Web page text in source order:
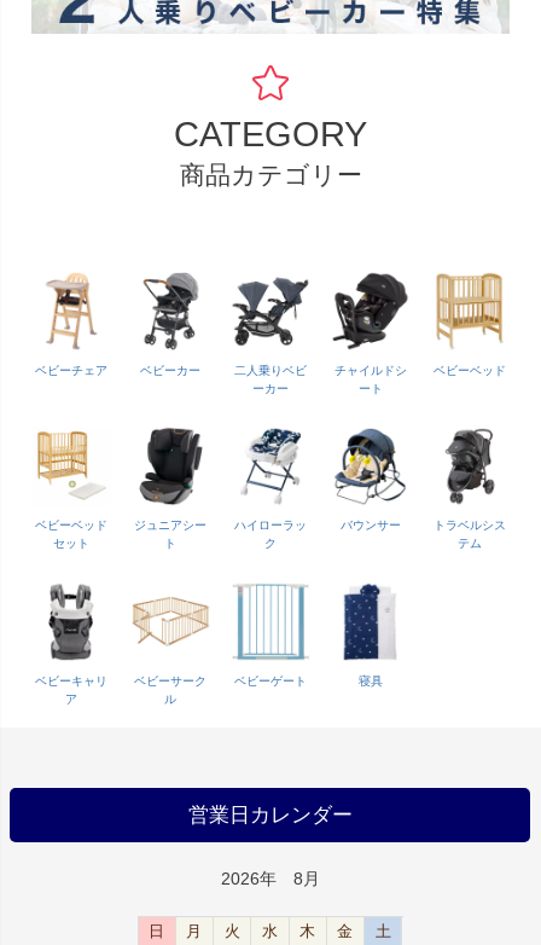
CATEGORY
商品カテゴリー
ベビーチェア ベビーカー
二人乗りベビ
ーカー
チャイルドシ
ート
ベビーベッド
ベビーベッド
セット
ジュニアシー
ト
ハイローラッ
ク
バウンサー
トラベルシス
テム
ベビーキャリ
ア
ベビーサーク
ル
ベビーゲート 寝具
営業日カレンダー
2026年 8月
日 月 火 水 木 金
土